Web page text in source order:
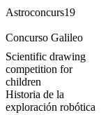
Astroconcurs19
Concurso Galileo
Scientific drawing
competition for
children
Historia de la
exploración robótica